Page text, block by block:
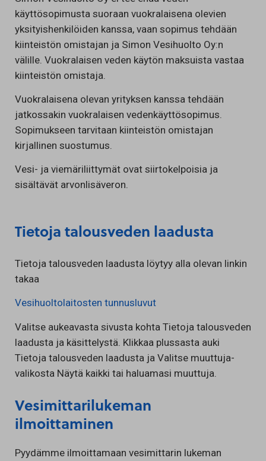
käyttösopimusta suoraan vuokralaisena olevien
yksityishenkilöiden kanssa, vaan sopimus tehdään
kiinteistön omistajan ja Simon Vesihuolto Oy:n
välille. Vuokralaisen veden käytön maksuista vastaa
kiinteistön omistaja.
Vuokralaisena olevan yrityksen kanssa tehdään
jatkossakin vuokralaisen vedenkäyttösopimus.
Sopimukseen tarvitaan kiinteistön omistajan
kirjallinen suostumus.
Vesi- ja viemäriliittymät ovat siirtokelpoisia ja
sisältävät arvonlisäveron.
Tietoja talousveden laadusta
Tietoja talousveden laadusta löytyy alla olevan linkin
takaa
Vesihuoltolaitosten tunnusluvut
Valitse aukeavasta sivusta kohta Tietoja talousveden
laadusta ja käsittelystä. Klikkaa plussasta auki
Tietoja talousveden laadusta ja Valitse muuttuja-
valikosta Näytä kaikki tai haluamasi muuttuja.
Vesimittarilukeman
ilmoittaminen
Pyydämme ilmoittamaan vesimittarin lukeman